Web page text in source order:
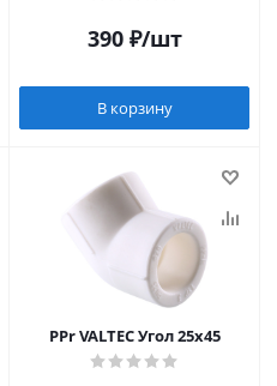
390₽/шт
В корзину
PPr VALTEC Угол 25х45